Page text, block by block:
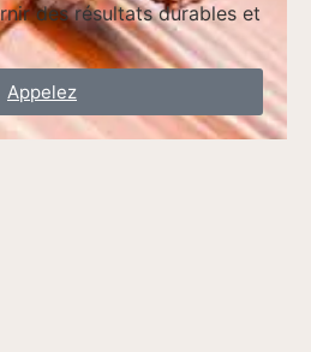
des résultats durables et
Appelez